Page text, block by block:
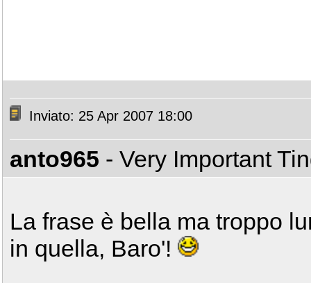
Inviato: 25 Apr 2007 18:00
anto965 - Very Important
La frase è bella ma troppo
in quella, Baro'!